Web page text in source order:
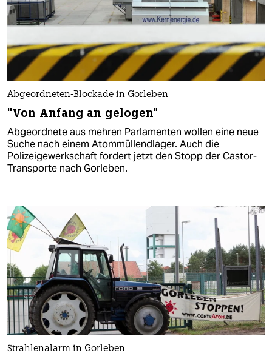
Abgeordneten-Blockade in Gorleben
"Von Anfang an gelogen"
Abgeordnete aus mehren Parlamenten wollen eine neue
Suche nach einem Atommüllendlager. Auch die
Polizeigewerkschaft fordert jetzt den Stopp der Castor-
Transporte nach Gorleben.
Strahlenalarm in Gorleben